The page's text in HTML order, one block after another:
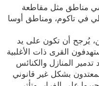
مثل مقاطعة
تاكوم، ومناطق أوسا
أن تكون على يد
القرى ذات الأغلبية
المنازل والكنائس
بشكل غير قانوني